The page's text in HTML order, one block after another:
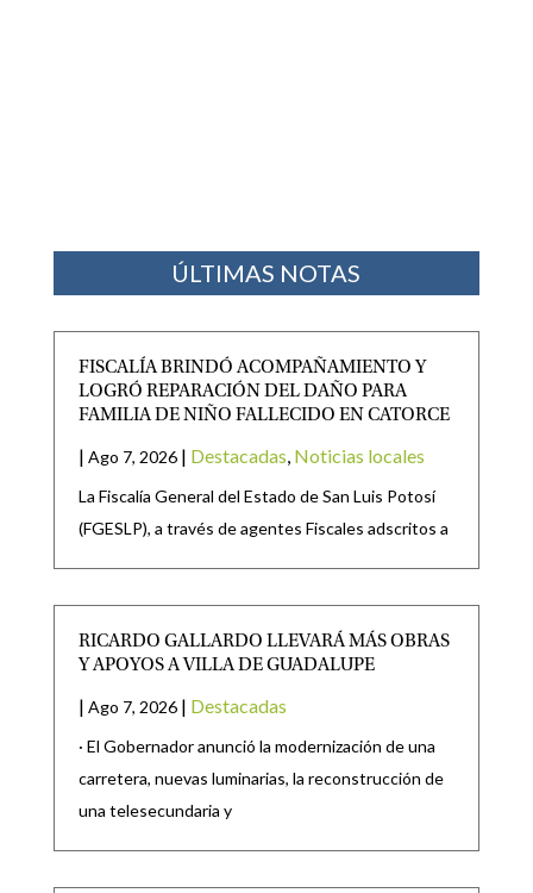
ÚLTIMAS NOTAS
FISCALÍA BRINDÓ ACOMPAÑAMIENTO Y
LOGRÓ REPARACIÓN DEL DAÑO PARA
FAMILIA DE NIÑO FALLECIDO EN CATORCE
| Ago 7, 2026 | Destacadas, Noticias locales
La Fiscalía General del Estado de San Luis Potosí
(FGESLP), a través de agentes Fiscales adscritos a
RICARDO GALLARDO LLEVARÁ MÁS OBRAS
Y APOYOS A VILLA DE GUADALUPE
| Ago 7, 2026 | Destacadas
· El Gobernador anunció la modernización de una
carretera, nuevas luminarias, la reconstrucción de
una telesecundaria y